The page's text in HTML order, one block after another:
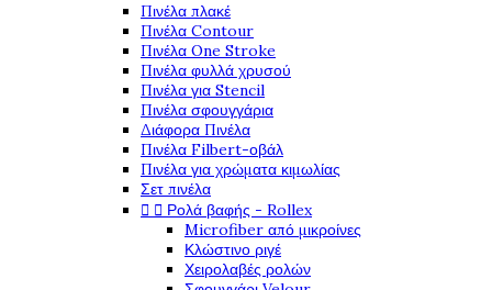
Πινέλα πλακέ
Πινέλα Contour
Πινέλα One Stroke
Πινέλα φυλλά χρυσού
Πινέλα για Stencil
Πινέλα σφουγγάρια
Διάφορα Πινέλα
Πινέλα Filbert-οβάλ
Πινέλα για χρώματα κιμωλίας
Σετ πινέλα
  Ρολά βαφής - Rollex
Microfiber από μικροίνες
Κλώστινο ριγέ
Χειρολαβές ρολών